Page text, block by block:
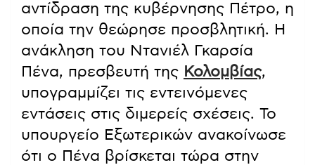
αντίδραση της κυβέρνησης Πέτρο, η
οποία την θεώρησε προσβλητική. Η
ανάκληση του Ντανιέλ Γκαρσία
Πένα, πρεσβευτή της Κολομβίας,
υπογραμμίζει τις εντεινόμενες
εντάσεις στις διμερείς σχέσεις. Το
υπουργείο Εξωτερικών ανακοίνωσε
ότι ο Πένα βρίσκεται τώρα στην